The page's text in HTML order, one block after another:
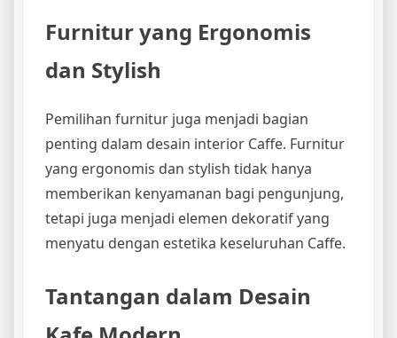
Furnitur yang Ergonomis
dan Stylish
Pemilihan furnitur juga menjadi bagian
penting dalam desain interior Caffe. Furnitur
yang ergonomis dan stylish tidak hanya
memberikan kenyamanan bagi pengunjung,
tetapi juga menjadi elemen dekoratif yang
menyatu dengan estetika keseluruhan Caffe.
Tantangan dalam Desain